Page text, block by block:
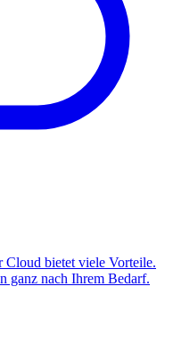
Cloud bietet viele Vorteile.
ganz nach Ihrem Bedarf.